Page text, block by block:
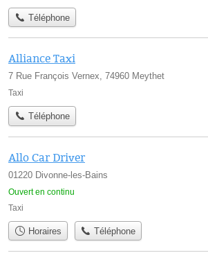
Téléphone
Alliance Taxi
7 Rue François Vernex, 74960 Meythet
Taxi
Téléphone
Allo Car Driver
01220 Divonne-les-Bains
Ouvert en continu
Taxi
Horaires Téléphone